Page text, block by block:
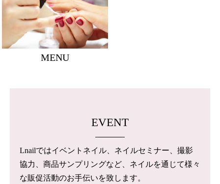
MENU
EVENT
Lnailではイベントネイル、ネイルセミナー、撮影
協力、商品サンプリングなど、ネイルを通じて様々
な販促活動のお手伝いを致します。